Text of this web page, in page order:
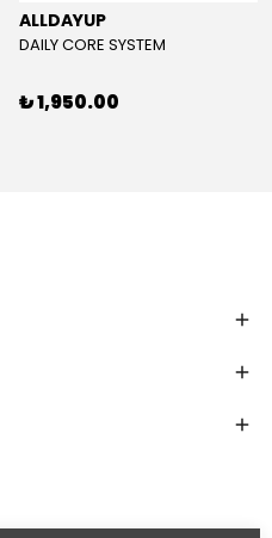
ALLDAYUP
DAILY CORE SYSTEM
₺ 1,950.00